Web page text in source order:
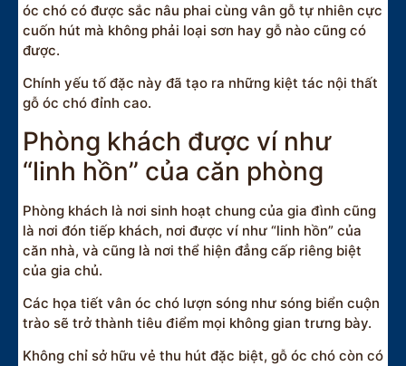
óc chó có được sắc nâu phai cùng vân gỗ tự nhiên cực
cuốn hút mà không phải loại sơn hay gỗ nào cũng có
được.
Chính yếu tố đặc này đã tạo ra những kiệt tác nội thất
gỗ óc chó đỉnh cao.
Phòng khách được ví như
“linh hồn” của căn phòng
Phòng khách là nơi sinh hoạt chung của gia đình cũng
là nơi đón tiếp khách, nơi được ví như “linh hồn” của
căn nhà, và cũng là nơi thể hiện đẳng cấp riêng biệt
của gia chủ.
Các họa tiết vân óc chó lượn sóng như sóng biển cuộn
trào sẽ trở thành tiêu điểm mọi không gian trưng bày.
Không chỉ sở hữu vẻ thu hút đặc biệt, gỗ óc chó còn có